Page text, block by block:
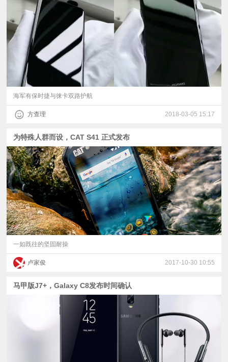
海军有保时捷与徕卡双路护航
方查理 2018-03-05 15:17
为特殊人群而设，CAT S41 正式发布
一如既往的坚固耐操
卢家俊 2017-10-30 10:55
马甲版J7+，Galaxy C8发布时间确认